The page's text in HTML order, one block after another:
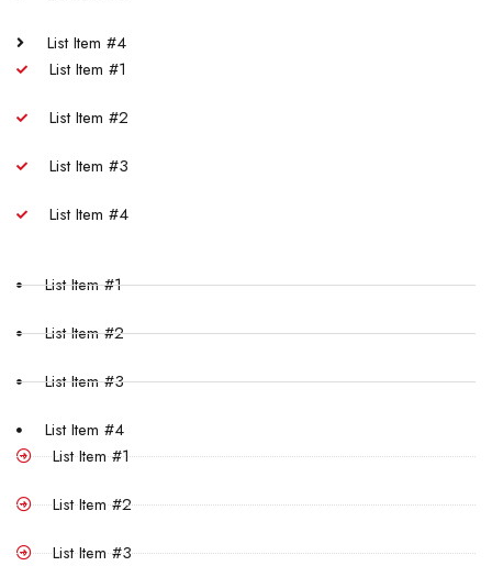
List Item #4
List Item #1
List Item #2
List Item #3
List Item #4
List Item #1
List Item #2
List Item #3
List Item #4
List Item #1
List Item #2
List Item #3